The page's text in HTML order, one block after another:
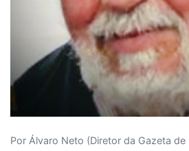
Por Álvaro Neto (Diretor da Gazeta de